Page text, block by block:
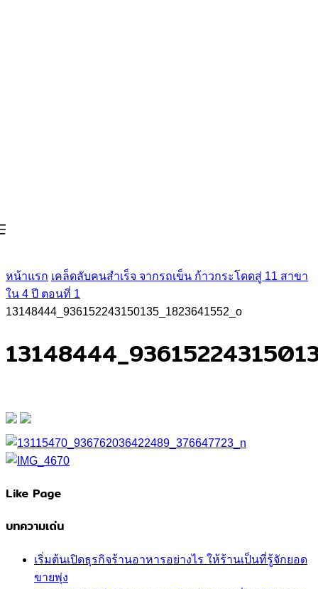
หน้าแรก เคล็ดลับคนสำเร็จ จากรถเข็น ก้าวกระโดดสู่ 11 สาขา
ใน 4 ปี ตอนที่ 1
13148444_936152243150135_1823641552_o
Like Page
บทความเด่น
เริ่มต้นเปิดธุรกิจร้านอาหารอย่างไร ให้ร้านเป็นที่รู้จักยอด
ขายพุ่ง